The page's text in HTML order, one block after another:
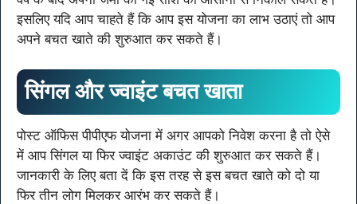
इसलिए यदि आप चाहते हैं कि आप इस योजना का लाभ उठाएं तो आप
अपने बचत खाते की शुरुआत कर सकते हैं।
सिंगल और ज्वाइंट बचत खाता
पोस्ट ऑफिस पीपीएफ योजना में अगर आपको निवेश करना है तो ऐसे
में आप सिंगल या फिर ज्वाइंट अकाउंट की शुरुआत कर सकते हैं।
जानकारी के लिए बता दें कि इस तरह से इस बचत खाते को दो या
फिर तीन लोग मिलकर आरंभ कर सकते हैं। ‌